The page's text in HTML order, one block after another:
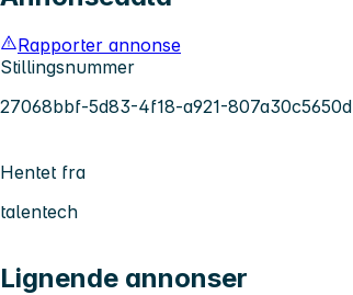
Rapporter annonse
Stillingsnummer
27068bbf-5d83-4f18-a921-807a30c5650d
Hentet fra
talentech
Lignende annonser